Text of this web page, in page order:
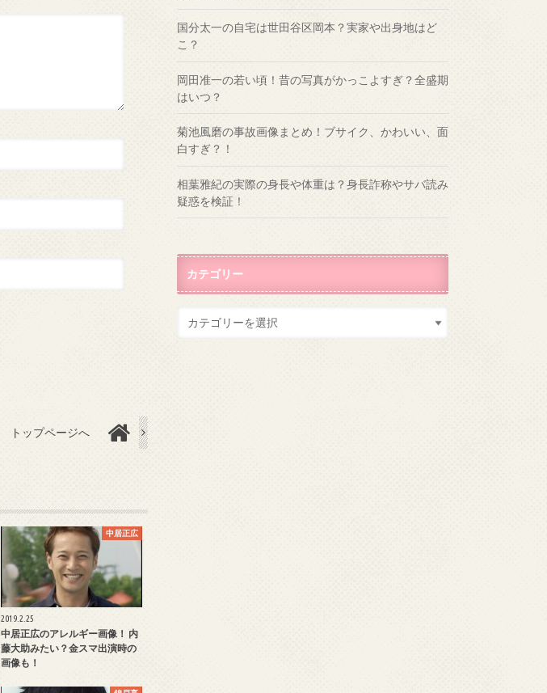
トップページへ
中居正広
2019.2.25
中居正広のアレルギー画像！ 内
藤大助みたい？金スマ出演時の
画像も！
国分太一の自宅は世田谷区岡本？実家や出身地はど
こ？
岡田准一の若い頃！昔の写真がかっこよすぎ？全盛期
はいつ？
菊池風磨の事故画像まとめ！ブサイク、かわいい、面
白すぎ？！
相葉雅紀の実際の身長や体重は？身長詐称やサバ読み
疑惑を検証！
カテゴリー